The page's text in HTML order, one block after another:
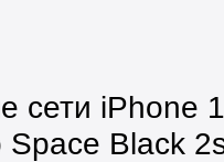
сети iPhone
Space Black